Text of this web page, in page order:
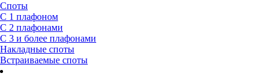
Споты
С 1 плафоном
С 2 плафонами
С 3 и более плафонами
Накладные споты
Встраиваемые споты